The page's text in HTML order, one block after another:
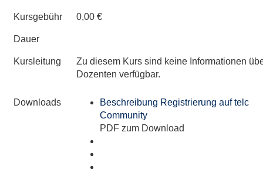
Kursgebühr 0,00 €
Dauer
Kursleitung
Zu diesem Kurs sind keine Informationen
Dozenten verfügbar.
Downloads
Beschreibung Registrierung auf telc
Community
PDF zum Download